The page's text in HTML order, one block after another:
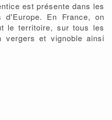
est présente dans les
d'Europe. En France, on
le territoire, sur tous les
et vignoble ainsi